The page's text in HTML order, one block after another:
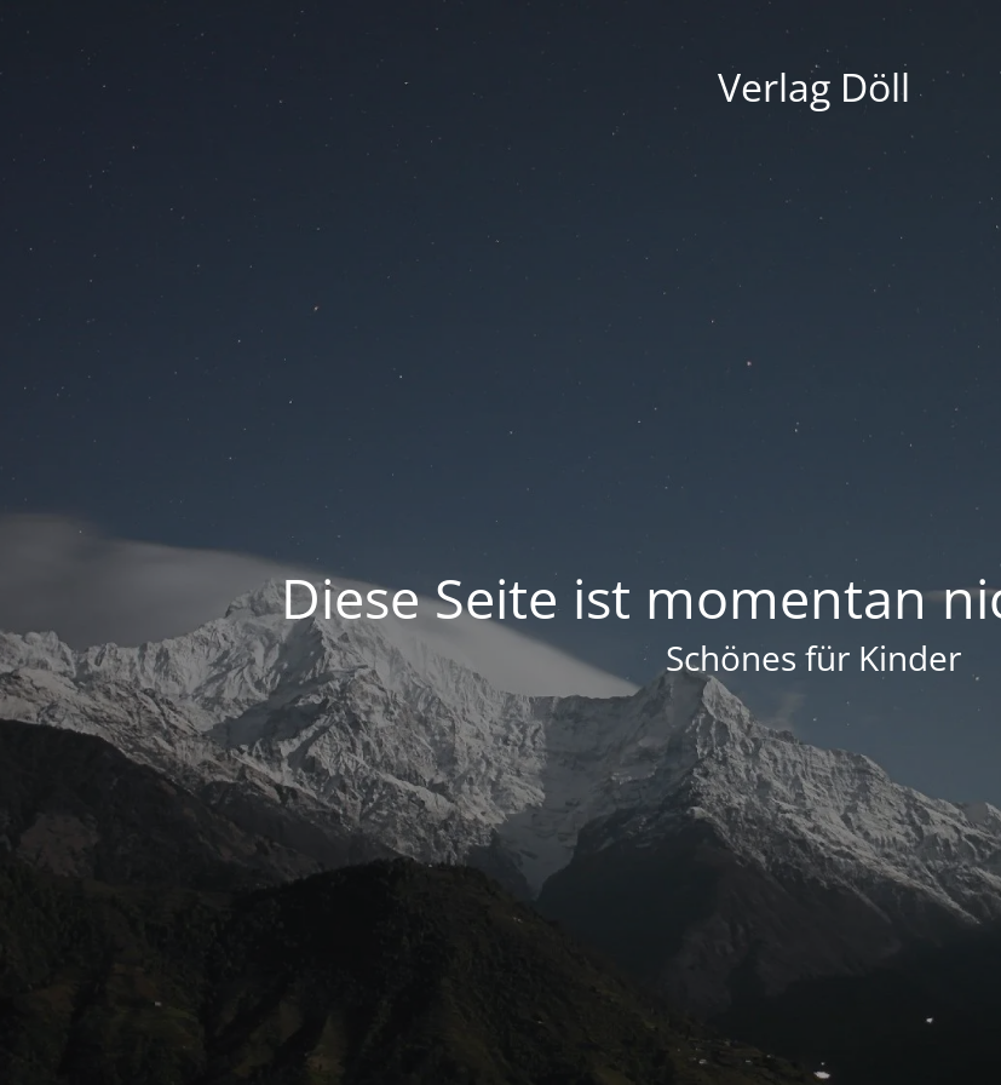
Verlag Döll
Diese Seite ist momentan
Schönes für Kinder